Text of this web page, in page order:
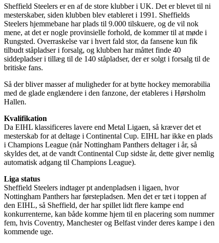
Sheffield Steelers er en af de store klubber i UK. Det er blevet til ni
mesterskaber, siden klubben blev etableret i 1991. Sheffields
Steelers hjemmebane har plads til 9.000 tilskuere, og de vil nok
mene, at det er nogle provinsielle forhold, de kommer til at møde i
Rungsted. Overraskelse var i hvert fald stor, da fansene kun fik
tilbudt ståpladser i forsalg, og klubben har måttet finde 40
siddepladser i tillæg til de 140 ståpladser, der er solgt i forsalg til de
britiske fans.
Så der bliver masser af muligheder for at bytte hockey memorabilia
med de glade englændere i den fanzone, der etableres i Hørsholm
Hallen.
Kvalifikation
Da EIHL klassificeres lavere end Metal Ligaen, så kræver det et
mesterskab for at deltage i Continental Cup. EIHL har ikke en plads
i Champions League (når Nottingham Panthers deltager i år, så
skyldes det, at de vandt Continental Cup sidste år, dette giver nemlig
automatisk adgang til Champions League).
Liga status
Sheffield Steelers indtager pt andenpladsen i ligaen, hvor
Nottingham Panthers har førstepladsen. Men det er tæt i toppen af
den EIHL, så Sheffield, der har spillet lidt flere kampe end
konkurrenterne, kan både komme hjem til en placering som nummer
fem, hvis Coventry, Manchester og Belfast vinder deres kampe i den
kommende uge.